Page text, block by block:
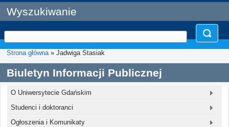
Wyszukiwanie
Strona główna» Jadwiga Stasiak
Biuletyn Informacji Publicznej
O Uniwersytecie Gdańskim
Studenci i doktoranci
Ogłoszenia i Komunikaty